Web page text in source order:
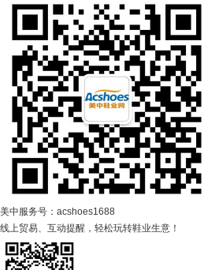
美中服务号：acshoes1688
线上贸易、互动提醒，轻松玩转鞋业生意！